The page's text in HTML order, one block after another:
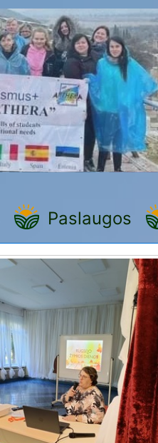
Paslaugos